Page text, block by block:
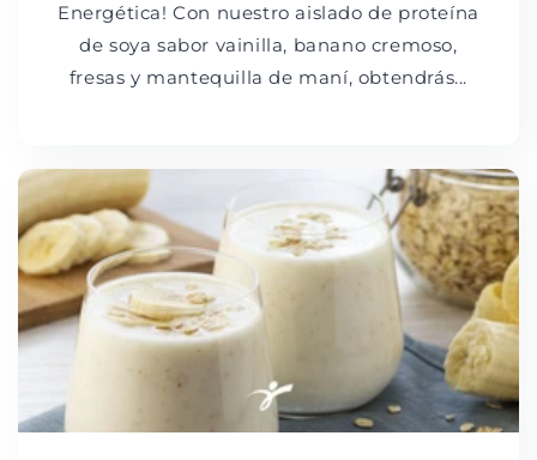
Energética! Con nuestro aislado de proteína
de soya sabor vainilla, banano cremoso,
fresas y mantequilla de maní, obtendrás...